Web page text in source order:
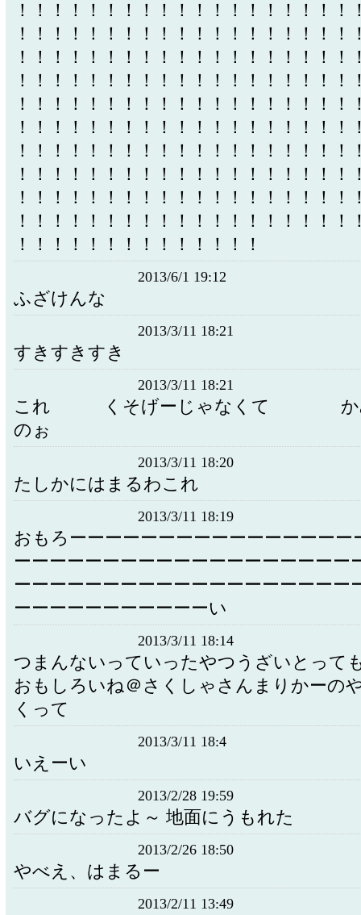
！！！！！！！！！！！！！！！！！！！
！！！！！！！！！！！！！！！！！！！
！！！！！！！！！！！！！！！！！！！
！！！！！！！！！！！！！！！！！！！
！！！！！！！！！！！！！！！！！！！
！！！！！！！！！！！！！！！！！！！
！！！！！！！！！！！！！！！！！！！
！！！！！！！！！！！！！！！！！！！
！！！！！！！！！！！！！！！！！！！
！！！！！！！！！！！！！！！！！！！
！！！！！！！！！！！！！！
2013/6/1 19:12
ふざけんな
2013/3/11 18:21
すきすきすき
2013/3/11 18:21
これ くそげーじゃなくて かみ
のぉ
2013/3/11 18:20
たしかにはまるわこれ
2013/3/11 18:19
おもろーーーーーーーーーーーーーーーー
ーーーーーーーーーーーーーーーーーーー
ーーーーーーーーーーーーーーーーーーー
ーーーーーーーーーーーい
2013/3/11 18:14
つまんないっていったやつうざいとって
おもしろいね＠さくしゃさんまりかーの
くって
2013/3/11 18:4
いえーい
2013/2/28 19:59
バグになったよ～ 地面にうもれた
2013/2/26 18:50
やべえ、はまるー
2013/2/11 13:49